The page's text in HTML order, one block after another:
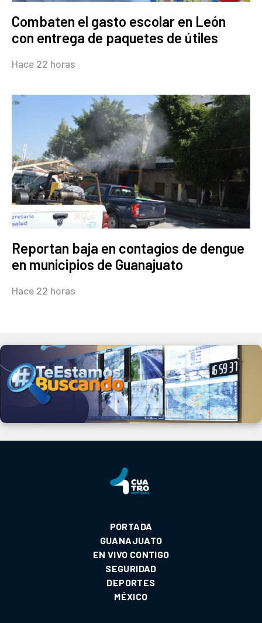
Combaten el gasto escolar en León
con entrega de paquetes de útiles
Hace 22 horas
Reportan baja en contagios de dengue
en municipios de Guanajuato
Hace 22 horas
PORTADA
GUANAJUATO
EN VIVO CONTIGO
SEGURIDAD
DEPORTES
MÉXICO